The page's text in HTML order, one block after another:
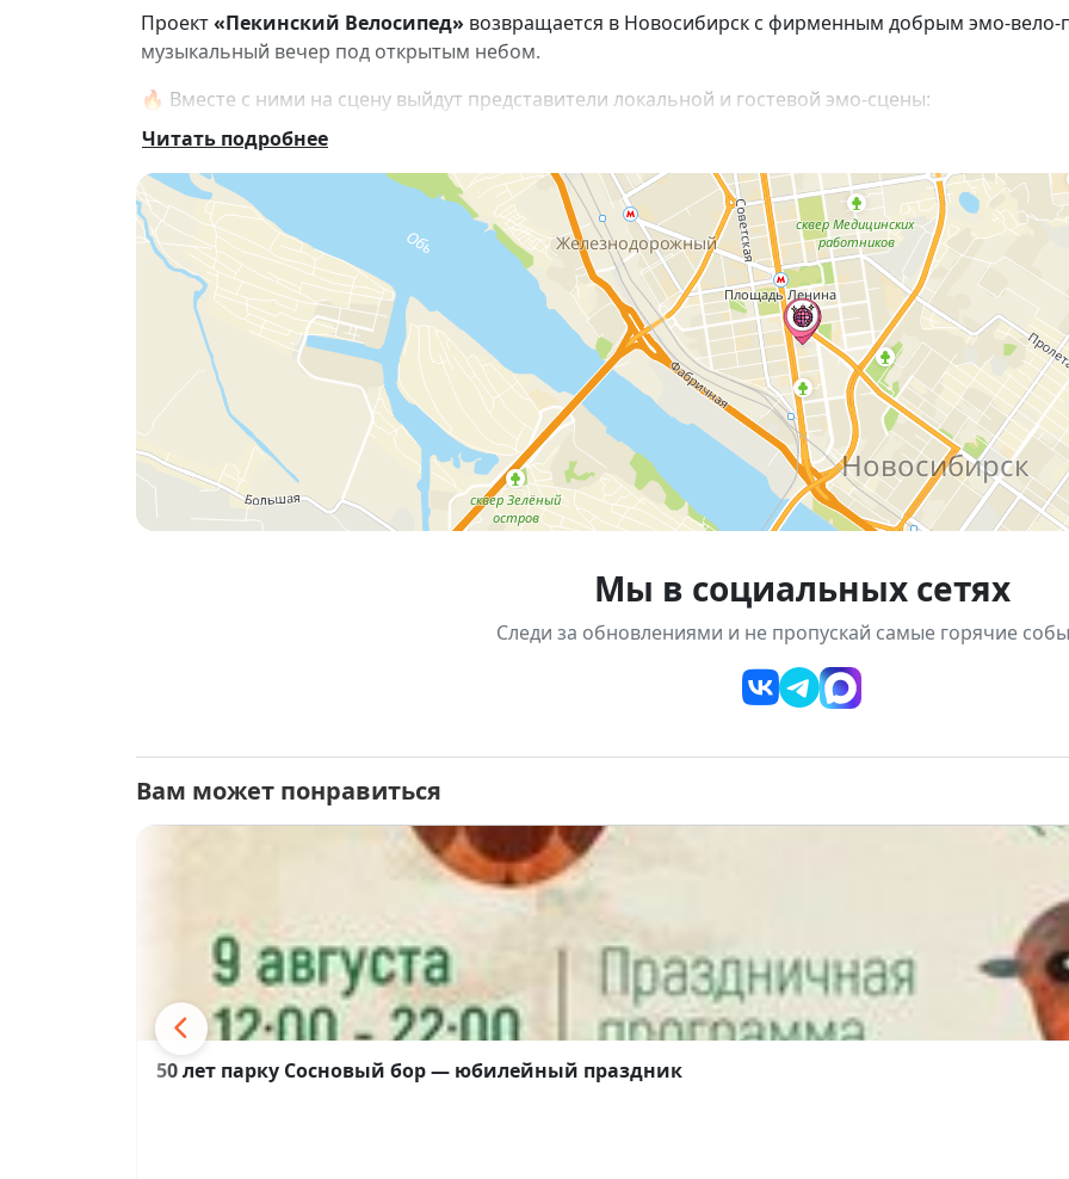
Проект«Пекинский Велосипед» возвращается в Новосибирск с фирменным добрым эмо-вело-
музыкальный вечер под открытым небом.
🔥 Вместе с ними на сцену выйдут представители локальной и гостевой эмо-сцены:
🎸эвергрин(Барнаул) — эмо / шугейз
🎸Молочный поросёнок(Новосибирск) — мидвест-эмо
🎸kasper.(Новосибирск) — мидвест-эмо
🎸нуна(Новосибирск) — эмо-рок
Гостей ждут:
✨ живой звук;
✨ атмосфера камерного двора и большого музыкального сообщества;
✨ честные тексты и эмоциональные выступления;
🍻 летний вечер в компании друзей.
Организаторы —
ВОПЛЬ и The Rooks— приглашают всех, кто любит искреннюю музыку и хочет
атмосфере.
🗓
Дата: 18 июля 2026 года
дворик бара The Rooks, Новосибирск
🚲 Берите друзей, приходите за музыкой и словами, которые иногда так важно сказать вслух. 🎸✨
Читать подробнее
Мы в социальных сетях
Следи за обновлениями и не пропускай самые горячие
Вам может понравиться
50 лет парку Сосновый бор — юбилейный праздник